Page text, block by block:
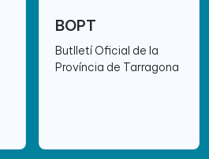
BOPT
Butlletí Oficial de la
Província de Tarragona